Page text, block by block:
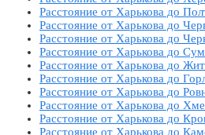
Расстояние от Харькова до
Расстояние от Харькова до
Расстояние от Харькова до
Расстояние от Харькова до Сум
Расстояние от Харькова до
Расстояние от Харькова до
Расстояние от Харькова до
Расстояние от Харькова до
Расстояние от Харькова до
Расстояние от Харькова до